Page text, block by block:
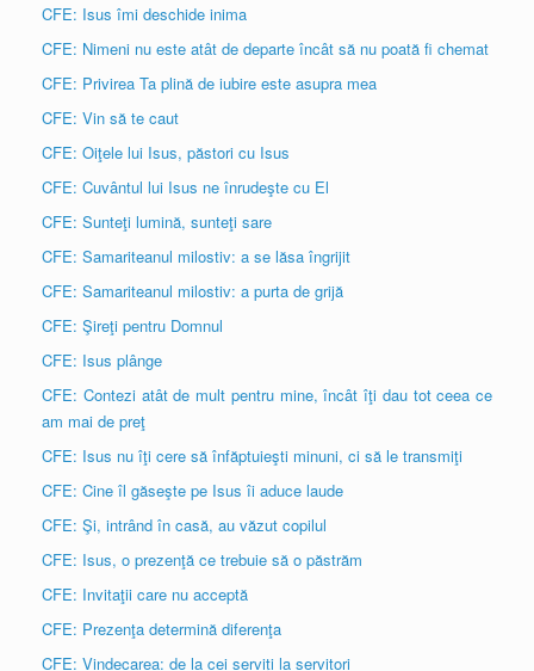
CFE: Isus îmi deschide inima
CFE: Nimeni nu este atât de departe încât să nu poată fi chemat
CFE: Privirea Ta plină de iubire este asupra mea
CFE: Vin să te caut
CFE: Oiţele lui Isus, păstori cu Isus
CFE: Cuvântul lui Isus ne înrudeşte cu El
CFE: Sunteţi lumină, sunteţi sare
CFE: Samariteanul milostiv: a se lăsa îngrijit
CFE: Samariteanul milostiv: a purta de grijă
CFE: Şireţi pentru Domnul
CFE: Isus plânge
CFE: Contezi atât de mult pentru mine, încât îţi dau tot ceea ce
am mai de preţ
CFE: Isus nu îţi cere să înfăptuieşti minuni, ci să le transmiţi
CFE: Cine îl găseşte pe Isus îi aduce laude
CFE: Şi, intrând în casă, au văzut copilul
CFE: Isus, o prezenţă ce trebuie să o păstrăm
CFE: Invitaţii care nu acceptă
CFE: Prezenţa determină diferenţa
CFE: Vindecarea: de la cei serviți la servitori